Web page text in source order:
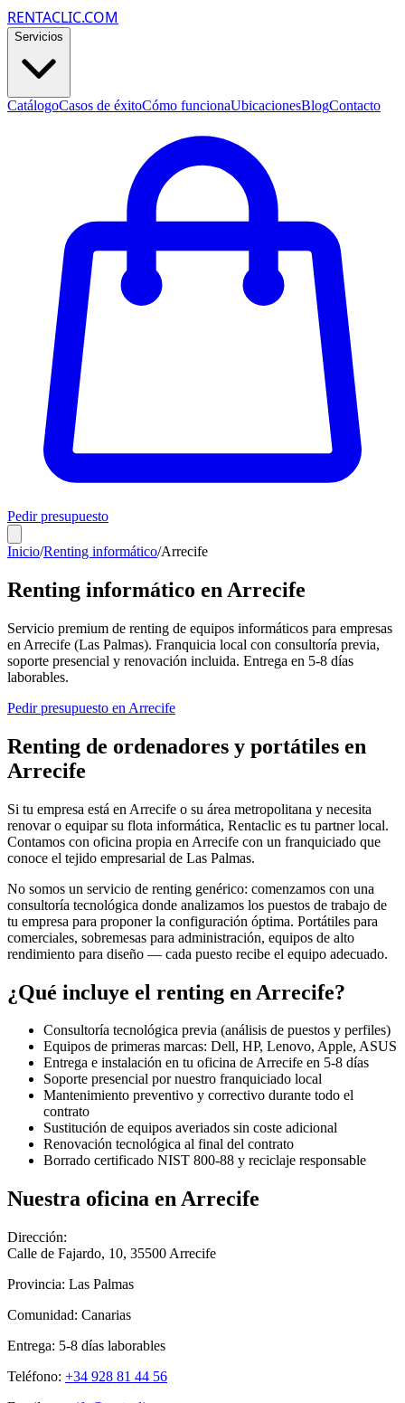
RENTACLIC.COM
Servicios
CatálogoCasos de éxitoCómo funcionaUbicacionesBlogContacto
Pedir presupuesto
Inicio/Renting informático/Arrecife
Renting informático en Arrecife
Servicio premium de renting de equipos informáticos para empresas
en Arrecife (Las Palmas). Franquicia local con consultoría previa,
soporte presencial y renovación incluida. Entrega en 5-8 días
laborables.
Pedir presupuesto en Arrecife
Renting de ordenadores y portátiles en
Arrecife
Si tu empresa está en Arrecife o su área metropolitana y necesita
renovar o equipar su flota informática, Rentaclic es tu partner local.
Contamos con oficina propia en Arrecife con un franquiciado que
conoce el tejido empresarial de Las Palmas.
No somos un servicio de renting genérico: comenzamos con una
consultoría tecnológica donde analizamos los puestos de trabajo de
tu empresa para proponer la configuración óptima. Portátiles para
comerciales, sobremesas para administración, equipos de alto
rendimiento para diseño — cada puesto recibe el equipo adecuado.
¿Qué incluye el renting en Arrecife?
Consultoría tecnológica previa (análisis de puestos y perfiles)
Equipos de primeras marcas: Dell, HP, Lenovo, Apple, ASUS
Entrega e instalación en tu oficina deArrecife en 5-8 días
Soporte presencial por nuestro franquiciado local
Mantenimiento preventivo y correctivo durante todo el
contrato
Sustitución de equipos averiados sin coste adicional
Renovación tecnológica al final del contrato
Borrado certificado NIST 800-88 y reciclaje responsable
Nuestra oficina enArrecife
Dirección:
Calle de Fajardo, 10, 35500 Arrecife
Provincia: Las Palmas
Comunidad: Canarias
Entrega: 5-8 días laborables
Teléfono: +34 928 81 44 56